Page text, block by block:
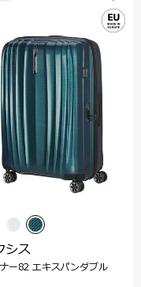
シス
ー82 エキスパンダブル